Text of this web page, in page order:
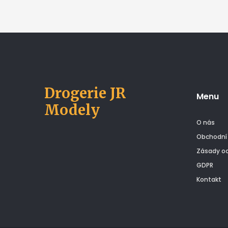
Drogerie JR
Modely
Menu
O nás
Zásady
GDPR
Kontakt